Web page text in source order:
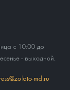
с 10:00 до
- выходной.
md.ru